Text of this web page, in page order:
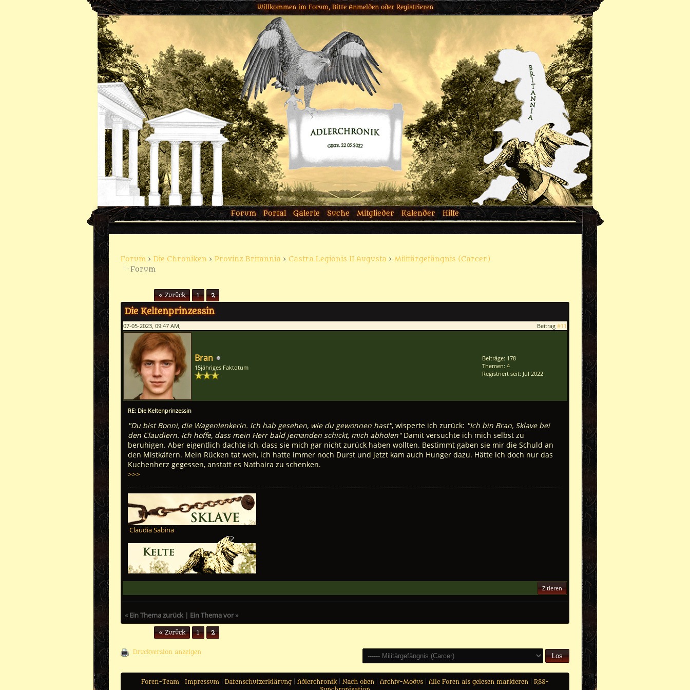
Willkommen im Forum, Bitte Anmeldenoder Registrieren
Forum Portal Galerie Suche Mitglieder Kalender Hilfe
Forum › Die Chroniken › Provinz Britannia › Castra Legionis II Augusta › Militärgefängnis (Carcer)
Forum
« Zurück 1 2
Die Keltenprinzessin
07-05-2023, 09:47 AM, Beitrag #11
Bran
15jähriges Faktotum
Beiträge: 178
Themen: 4
Registriert seit: Jul 2022
RE: Die Keltenprinzessin
"Du bist Bonni, die Wagenlenkerin. Ich hab gesehen, wie du gewonnen hast", wisperte ich zurück: "Ich bin Bran, Sklave bei
den Claudiern. Ich hoffe, dass mein Herr bald jemanden schickt, mich abholen"Damit versuchte ich mich selbst zu
beruhigen. Aber eigentlich dachte ich, dass sie mich gar nicht zurück haben wollten. Bestimmt gaben sie mir die Schuld an
den Mistkäfern. Mein Rücken tat weh, ich hatte immer noch Durst und jetzt kam auch Hunger dazu. Hätte ich doch nur das
Kuchenherz gegessen, anstatt es Nathaira zu schenken.
>>>
Claudia Sabina
Zitieren
« Ein Thema zurück | Ein Thema vor»
« Zurück 1 2
Druckversion anzeigen
Foren-Team Impressum Datenschutzerklärung Adlerchronik| Nach oben Archiv-Modus Alle Foren als gelesen markieren
RSS-